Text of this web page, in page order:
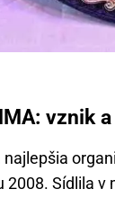
vznik
najlepšia
2008. Sídlila v